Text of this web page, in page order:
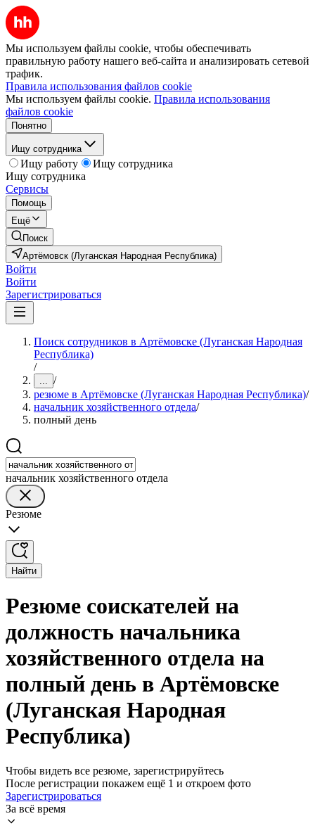
Мы используем файлы cookie, чтобы обеспечивать
правильную работу нашего веб-сайта и анализировать сетевой
трафик.
Правила использования файлов cookie
Мы используем файлы cookie. Правила использования
файлов cookie
Понятно
Ищу сотрудника
Ищу работу
Ищу сотрудника
Ищу сотрудника
Сервисы
Помощь
Ещё
Поиск
Артёмовск (Луганская Народная Республика)
Войти
Войти
Зарегистрироваться
Поиск сотрудников в Артёмовске (Луганская Народная
Республика)
/
... /
резюме в Артёмовске (Луганская Народная Республика)/
начальник хозяйственного отдела/
полный день
начальник хозяйственного отдела
Резюме
Найти
Резюме соискателей на
должность начальника
хозяйственного отдела на
полный день в Артёмовске
(Луганская Народная
Республика)
Чтобы видеть все резюме, зарегистрируйтесь
После регистрации покажем ещё 1 и откроем фото
Зарегистрироваться
За всё время